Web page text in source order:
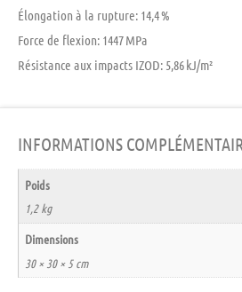
Élongation à la rupture: 14,4 %
Force de flexion: 1447 MPa
Résistance aux impacts IZOD: 5,86 kJ/m²
INFORMATIONS
Poids
1,2 kg
Dimensions
30 × 30 × 5 cm